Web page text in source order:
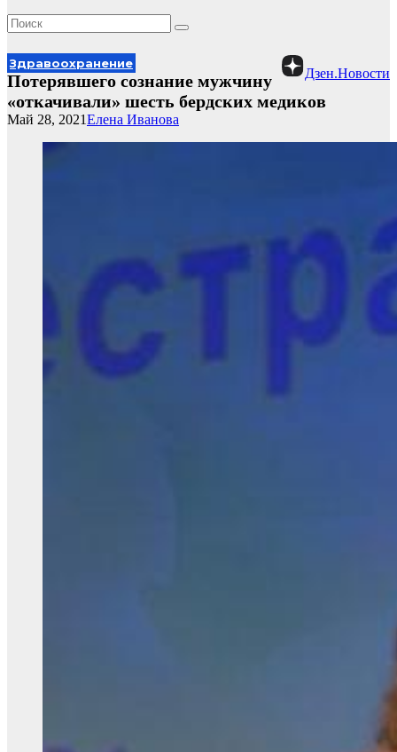
Дзен.Новости
Здравоохранение
Потерявшего сознание мужчину
«откачивали» шесть бердских медиков
Елена Иванова
Май 28, 2021